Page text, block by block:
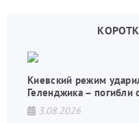
Киевский режим
Геленджика – погибли
3.08.2026